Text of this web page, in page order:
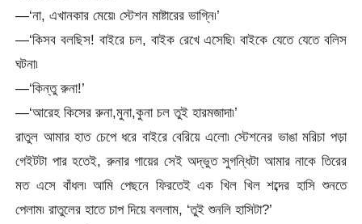
—‘না, এখানকার মেয়ে৷ স্টেশন মাষ্টারের ভাগ্নি৷’
—‘কিসব বলছিস! বাইরে চল, বাইক রেখে এসেছি৷ বাইকে যেতে যেতে বলিস
ঘটনা৷
—‘কিন্তু রুনা!’
—‘আরেহ কিসের রুনা,মুনা,কুনা চল তুই হারমজাদা৷’
রাতুল আমার হাত চেপে ধরে বাইরে বেরিয়ে এলো৷ স্টেশনের ভাঙা মরিচা পড়া
গেইটটা পার হতেই, রুনার গায়ের সেই অদ্ভুত সুগন্ধিটা আমার নাকে তিরের
মত এসে বাঁধল৷ আমি পেছনে ফিরতেই এক খিল খিল শব্দের হাসি শুনতে
পেলাম৷ রাতুলের হাতে চাপ দিয়ে বললাম, ‘তুই শুনলি হাসিটা?’